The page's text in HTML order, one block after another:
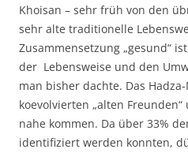
Khoisan – sehr früh von den
sehr alte traditionelle
Zusammensetzung „gesund“
der Lebensweise und den
man bisher dachte. Das
koevolvierten „alten
nahe kommen. Da über 33%
identifiziert werden konnten,